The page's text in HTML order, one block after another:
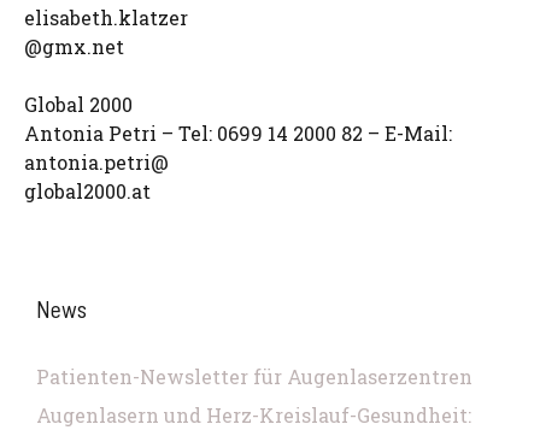
elisabeth.klatzer
@gmx.net
Global 2000
Antonia Petri – Tel: 0699 14 2000 82 – E-Mail:
antonia.petri@
global2000.at
News
Patienten-Newsletter für Augenlaserzentren
Augenlasern und Herz-Kreislauf-Gesundheit: